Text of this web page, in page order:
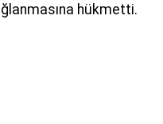
hükmetti.